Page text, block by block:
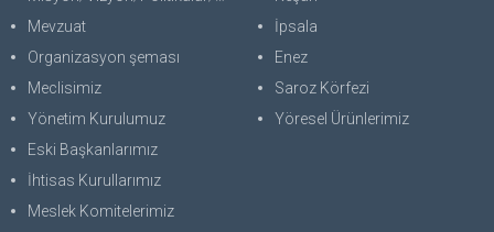
Mevzuat
Organizasyon şeması
Meclisimiz
Yönetim Kurulumuz
Eski Başkanlarımız
İhtisas Kurullarımız
Meslek Komitelerimiz
İpsala
Enez
Saroz Körfezi
Yöresel Ürünlerimiz